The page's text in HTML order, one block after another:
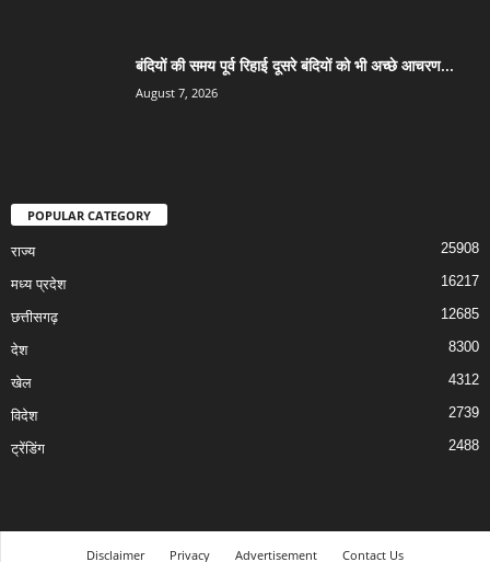
बंदियों की समय पूर्व रिहाई दूसरे बंदियों को भी अच्छे आचरण...
August 7, 2026
POPULAR CATEGORY
राज्य 25908
मध्य प्रदेश 16217
छत्तीसगढ़ 12685
देश 8300
खेल 4312
विदेश 2739
ट्रेंडिंग 2488
Disclaimer Privacy Advertisement Contact Us